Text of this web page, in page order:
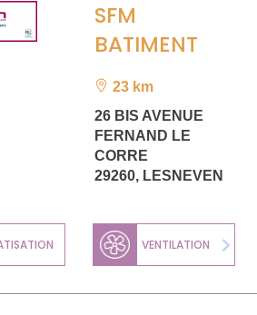
SFM
BATIMENT
23 km
26 BIS AVENUE
FERNAND LE
CORRE
29260, LESNEVEN
VENTILATION
Next